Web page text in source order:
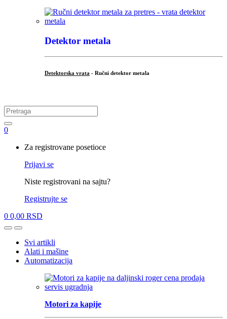
Detektor metala
Detektorska vrata - Ručni detektor metala
Search
for:
0
Za registrovane posetioce
Prijavi se
Niste registrovani na sajtu?
Registrujte se
0 0,00 RSD
OpenClose
Svi artikli
Alati i mašine
Automatizacija
Motori za kapije